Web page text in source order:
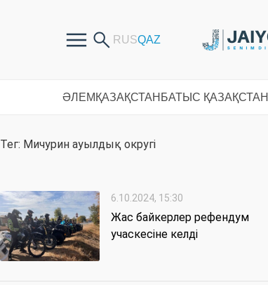
ӘЛЕМ ҚАЗАҚСТАН БАТЫС
Тег: Мичурин ауылдық округі
6.10.2024, 15:30
Жас байкерлер рефендум
учаскесіне келді